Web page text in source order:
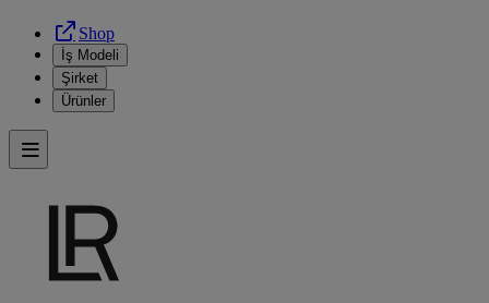
Shop
İş Modeli
Şirket
Ürünler